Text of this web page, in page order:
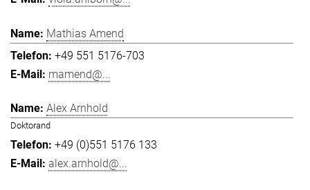
Mathias Amend
+49 551 5176-703
mamend@...
Alex Arnhold
Doktorand
+49 (0)551 5176 133
alex.arnhold@...